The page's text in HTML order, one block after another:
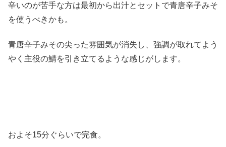
辛いのが苦手な方は最初から出汁とセットで青唐辛子みそ
を使うべきかも。
青唐辛子みその尖った雰囲気が消失し、強調が取れてよう
やく主役の鯖を引き立てるような感じがします。
およそ15分ぐらいで完食。